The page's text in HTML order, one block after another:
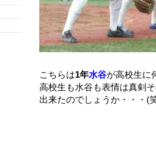
こちらは1年水谷が高校生に
高校生も水谷も表情は真剣
出来たのでしょうか・・・(